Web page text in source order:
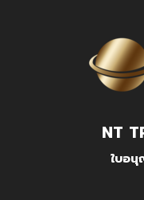
NT
ใบอนุ